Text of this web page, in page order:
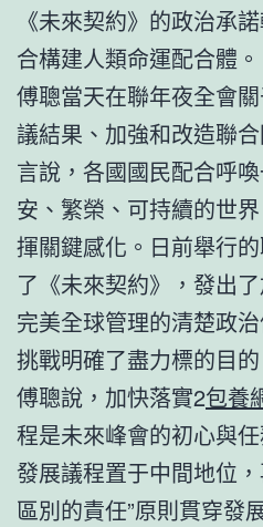
《未來契約》的政治承
合構建人類命運配合體。
傅聰當天在聯年夜全會
議結果、加強和改造聯
言說，各國國民配合呼
安、繁榮、可持續的世
揮關鍵感化。日前舉行
了《未來契約》，發出
完美全球管理的清楚政
挑戰明確了盡力標的目的
傅聰說，加快落實2包養
程是未來峰會的初心與
發展議程置于中間地位
區別的責任”原則貫穿發